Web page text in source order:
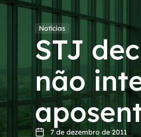
Notícias
STJ
não
7 de dezembro de 2011